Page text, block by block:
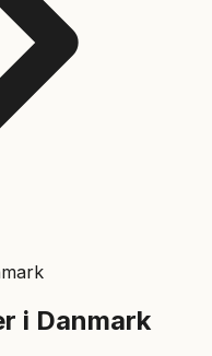
i Danmark